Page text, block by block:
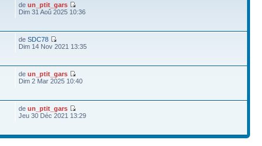
deun_ptit_gars
Dim 31 Aoû 2025 10:36
deSDC78
Dim 14 Nov 2021 13:35
deun_ptit_gars
Dim 2 Mar 2025 10:40
deun_ptit_gars
Jeu 30 Déc 2021 13:29